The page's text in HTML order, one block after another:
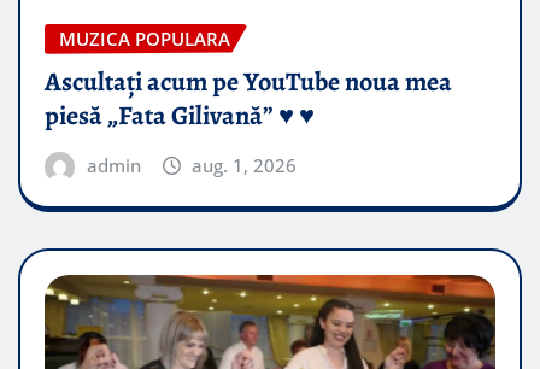
MUZICA POPULARA
Ascultați acum pe YouTube noua mea
piesă „Fata Gilivană” ♥️ ♥️
admin aug. 1, 2026